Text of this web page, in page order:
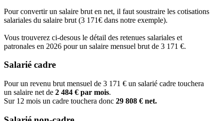
Pour convertir un salaire brut en net, il faut soustraire les cotisations
salariales du salaire brut (3 171€ dans notre exemple).
Vous trouverez ci-desous le détail des retenues salariales et
patronales en 2026 pour un salaire mensuel brut de 3 171 €.
Salarié cadre
Pour un revenu brut mensuel de 3 171 € un salarié cadre touchera
un salaire net de 2 484 € par mois.
Sur 12 mois un cadre touchera donc 29 808 € net.